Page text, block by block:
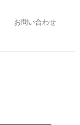
お問い合わせ